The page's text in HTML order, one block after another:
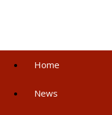
Home
News